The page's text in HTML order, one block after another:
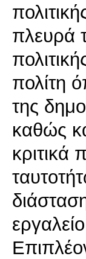
πλευρά
πολίτη
της
καθώς
κριτικά